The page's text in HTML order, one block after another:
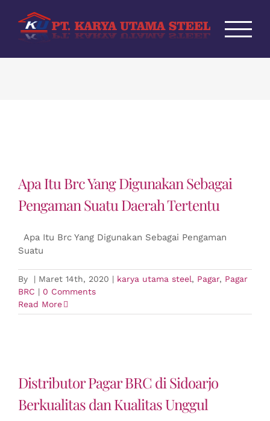
content
Apa Itu Brc Yang Digunakan Sebagai
Pengaman Suatu Daerah Tertentu
Apa Itu Brc Yang Digunakan Sebagai Pengaman
Suatu
By | Maret 14th, 2020 | karya utama steel, Pagar, Pagar
BRC | 0 Comments
Read More
Distributor Pagar BRC di Sidoarjo
Berkualitas dan Kualitas Unggul